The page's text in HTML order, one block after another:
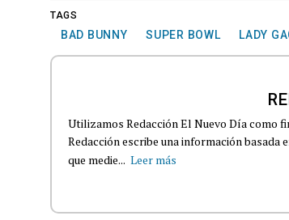
TAGS
BAD BUNNY SUPER BOWL LADY
Utilizamos Redacción El Nuevo Día como
Redacción escribe una información basada
que medie... Leer más